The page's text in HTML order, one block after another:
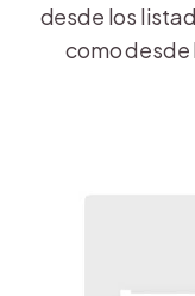
desde los
como